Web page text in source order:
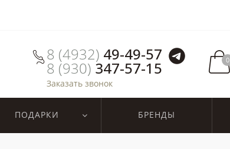
8 (4932) 49-49-57
8 (930) 347-57-15
Заказать звонок
0
ПОДАРКИ БРЕНДЫ